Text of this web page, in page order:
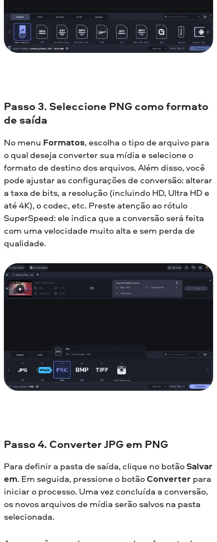
Passo 3. Seleccione PNG como formato
de saída
No menu Formatos, escolha o tipo de arquivo para
o qual deseja converter sua mídia e selecione o
formato de destino dos arquivos. Além disso, você
pode ajustar as configurações de conversão: alterar
a taxa de bits, a resolução (incluindo HD, Ultra HD e
até 4K), o codec, etc. Preste atenção ao rótulo
SuperSpeed: ele indica que a conversão será feita
com uma velocidade muito alta e sem perda de
qualidade.
Passo 4. Converter JPG em PNG
Para definir a pasta de saída, clique no botãoSalvar
em. Em seguida, pressione o botãoConverter para
iniciar o processo. Uma vez concluída a conversão,
os novos arquivos de mídia serão salvos na pasta
selecionada.